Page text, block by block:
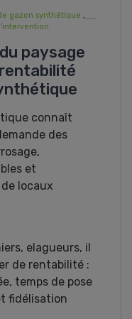
gazon synthétique
paysage
connaît
des
et
locaux
elagueurs, il
de rentabilité :
temps de pose
fidélisation